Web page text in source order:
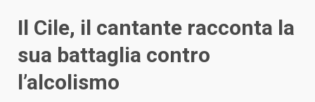
Il Cile, il cantante racconta la
sua battaglia contro
l’alcolismo